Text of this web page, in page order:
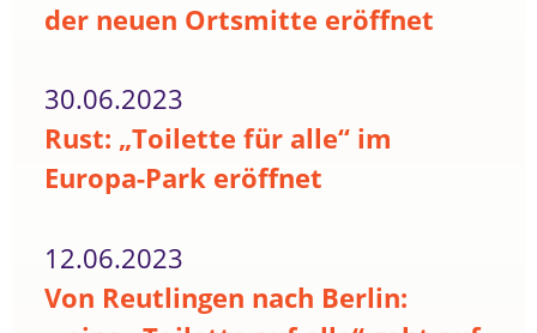
der neuen Ortsmitte eröffnet
30.06.2023
Rust: „Toilette für alle“ im
Europa-Park eröffnet
12.06.2023
Von Reutlingen nach Berlin: